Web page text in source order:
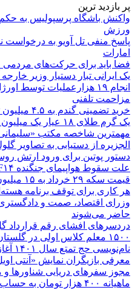
پر بازدید ترین
واکنش باشگاه پرسپولیس به حکم
ورزش
پاسخ منفی تل آویو به
امارات
فضا باید برای حرکت‌های مردمی
یک ایرانی تبار دستیار وزیر
انجام ۱۹ هزارعملیات توسط
مزاحمت تلفنی
خرید تضمینی گندم به ۴.۵ میلیون تن رسید
یک گرم طلای ۱۸ عیار یک میلیون و ۲۱۰ هزار تومان معامله شد
مهمترین شاخصه مکتب
الجزیره از دستیابی به تصاویر
دستور پوتین برای ورود ارتش
علت سقوط هواپیمای جنگنده F۱۴ در اصفهان مشخص شد
قیمت سکه ۲۹ خرداد به ۱۵ میلیون و ۴۳۰ هزار تومان رسید
هر کاری برای توقف برنامه
حاضر می‌شوند
دردسرهای افشای رقم قرارداد
۱۵۰۰ معلم کلاس اولی در گلستان مشخص شدند
نام‌نویسی حج تمتع سال ۱۴۰۱ آغاز شد
معرفی بازیگران نمایش «آنتی
مجوز سفرهای دریایی شناورها و
ماهیانه ۴۰۰ هزار تومان به حساب هر نفر واریز می‌شود